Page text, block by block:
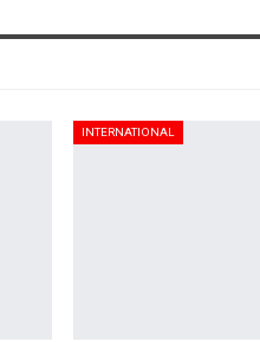
INTERNATIONAL